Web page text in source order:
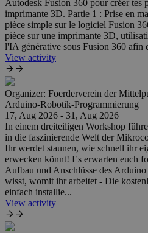
Autodesk Fusion 360 pour créer tes
imprimante 3D. Partie 1 : Prise en
pièce simple sur le logiciel Fusion
pièce sur une imprimante 3D,
l'IA générative sous Fusion 360 afin
View activity
Organizer: Foerderverein der
Arduino-Robotik-Programmierung
17, Aug 2026 - 31, Aug 2026
In einem dreiteiligen Workshop
in die faszinierende Welt der
Ihr werdet staunen, wie schnell ihr
erwecken könnt! Es erwarten euch
Aufbau und Anschlüsse des
wisst, womit ihr arbeitet - Die
einfach installie...
View activity